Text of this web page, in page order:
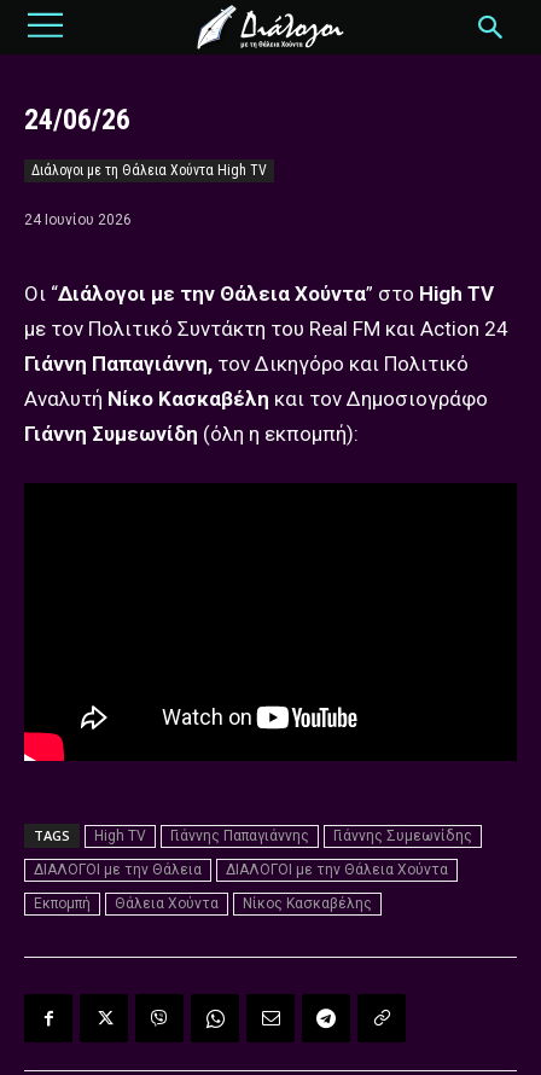
24/06/26
Διάλογοι με τη Θάλεια Χούντα High TV
24 Ιουνίου 2026
Οι “Διάλογοι με την Θάλεια Χούντα” στο High TV
με τον Πολιτικό Συντάκτη του Real FM και Action 24
Γιάννη Παπαγιάννη, τον Δικηγόρο και Πολιτικό
Αναλυτή Νίκο Κασκαβέλη και τον Δημοσιογράφο
Γιάννη Συμεωνίδη (όλη η εκπομπή):
TAGS High TV Γιάννης Παπαγιάννης
Γιάννης Συμεωνίδης
ΔΙΑΛΟΓΟΙ με την Θάλεια
ΔΙΑΛΟΓΟΙ με την Θάλεια Χούντα
Εκπομπή
Θάλεια Χούντα Νίκος Κασκαβέλης